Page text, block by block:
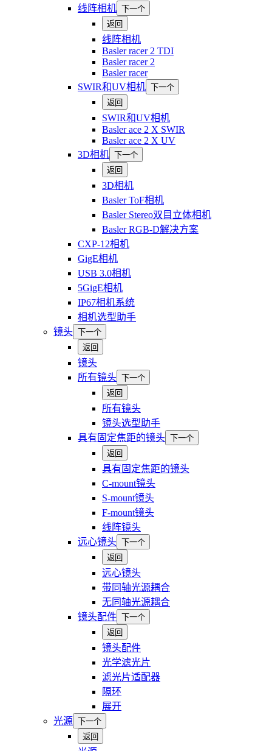
线阵相机
下一个
返回
线阵相机
Basler racer 2 TDI
Basler racer 2
Basler racer
SWIR和UV相机
下一个
返回
SWIR和UV相机
Basler ace 2 X SWIR
Basler ace 2 X UV
3D相机
下一个
返回
3D相机
Basler ToF相机
Basler Stereo双目立体相机
Basler RGB-D解决方案
CXP-12相机
GigE相机
USB 3.0相机
5GigE相机
IP67相机系统
相机选型助手
镜头
下一个
返回
镜头
所有镜头
下一个
返回
所有镜头
镜头选型助手
具有固定焦距的镜头
下一个
返回
具有固定焦距的镜头
C-mount镜头
S-mount镜头
F-mount镜头
线阵镜头
远心镜头
下一个
返回
远心镜头
带同轴光源耦合
无同轴光源耦合
镜头配件
下一个
返回
镜头配件
光学滤光片
滤光片适配器
隔环
展开
光源
下一个
返回